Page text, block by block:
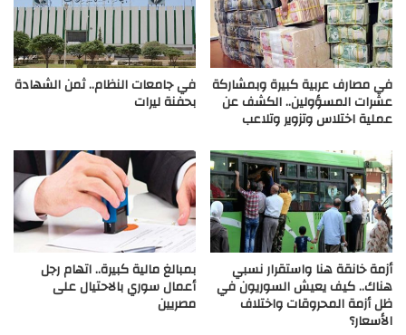
في مصارف عربية كبيرة وبمشاركة
عشرات المسؤولين.. الكشف عن
عملية اختلاس وتزوير وتلاعب
في جامعات النظام.. ثمن الشهادة
بحفنة ليرات
أزمة خانقة هنا واستقرار نسبي
هناك.. كيف يعيش السوريون في
ظل أزمة المحروقات واختلاف
الأسعار؟
بمبالغ مالية كبيرة.. اتهام رجل
أعمال سوري بالاحتيال على
مصريين